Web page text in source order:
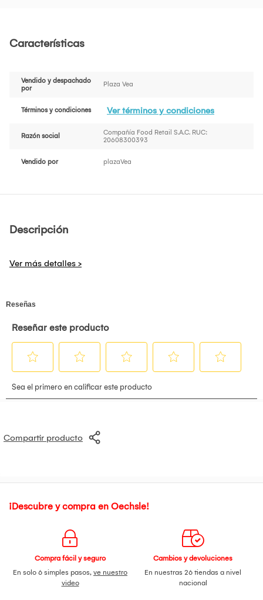
Características
Vendido y despachado
por
Plaza Vea
Términos y condiciones Ver términos y condiciones
Razón social
Compañía Food Retail S.A.C. RUC:
20608300393
Vendido por plazaVea
Descripción
Compartir producto
¡Descubre y compra en Oechsle!
Compra fácil y seguro
En solo 6 simples pasos, ve nuestro
video
Cambios y devoluciones
En nuestras 26 tiendas a nivel
nacional